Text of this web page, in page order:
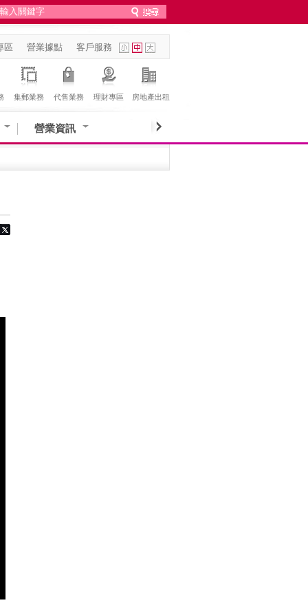
區 營業據點 客戶服務
集郵業務 代售業務 理財專區 房地產出租
營業資訊